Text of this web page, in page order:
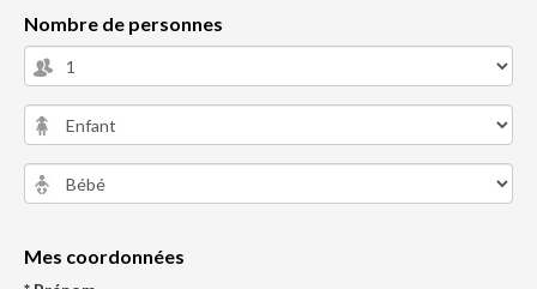
Nombre de personnes
Mes coordonnées